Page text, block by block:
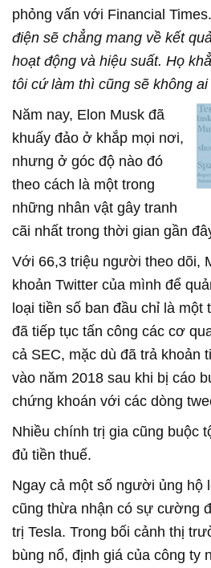
phỏng vấn với Financial
điện sẽ chẳng mang về kết
hoạt động và hiệu suất. Họ
tôi cứ làm thì cũng sẽ không
Năm nay, Elon Musk đã
khuấy đảo ở khắp mọi nơi,
nhưng ở góc độ nào đó
theo cách là một trong
những nhân vật gây tranh
cãi nhất trong thời gian gần
Với 66,3 triệu người theo dõi,
khoản Twitter của mình để
loại tiền số ban đầu chỉ là một
đã tiếp tục tấn công các cơ
cả SEC, mặc dù đã trả khoản
vào năm 2018 sau khi bị cáo
chứng khoán với các dòng
Nhiều chính trị gia cũng buộc
đủ tiền thuế.
Ngay cả một số người ủng hộ
cũng thừa nhận có sự cường
trị Tesla. Trong bối cảnh thị
bùng nổ, định giá của công ty